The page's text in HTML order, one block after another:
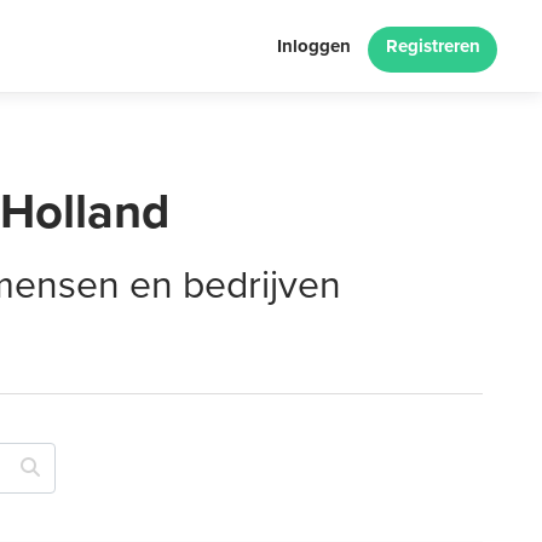
Inloggen Registreren
en bedrijven